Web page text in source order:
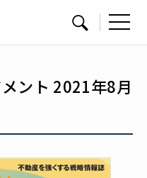
ント 2021年8月